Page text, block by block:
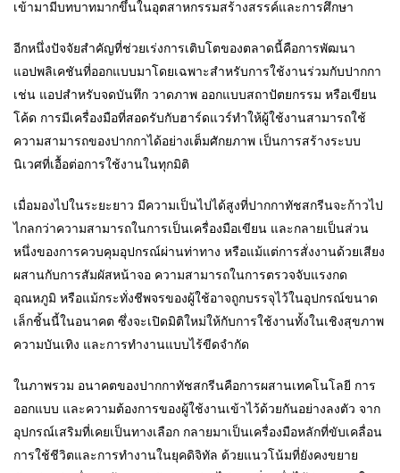
เข้ามามีบทบาทมากขึ้นในอุตสาหกรรมสร้างสรรค์และการศึกษา
อีกหนึ่งปัจจัยสำคัญที่ช่วยเร่งการเติบโตของตลาดนี้คือการพัฒนา
แอปพลิเคชันที่ออกแบบมาโดยเฉพาะสำหรับการใช้งานร่วมกับปากกา
เช่น แอปสำหรับจดบันทึก วาดภาพ ออกแบบสถาปัตยกรรม หรือเขียน
โค้ด การมีเครื่องมือที่สอดรับกับฮาร์ดแวร์ทำให้ผู้ใช้งานสามารถใช้
ความสามารถของปากกาได้อย่างเต็มศักยภาพ เป็นการสร้างระบบ
นิเวศที่เอื้อต่อการใช้งานในทุกมิติ
เมื่อมองไปในระยะยาว มีความเป็นไปได้สูงที่ปากกาทัชสกรีนจะก้าวไป
ไกลกว่าความสามารถในการเป็นเครื่องมือเขียน และกลายเป็นส่วน
หนึ่งของการควบคุมอุปกรณ์ผ่านท่าทาง หรือแม้แต่การสั่งงานด้วยเสียง
ผสานกับการสัมผัสหน้าจอ ความสามารถในการตรวจจับแรงกด
อุณหภูมิ หรือแม้กระทั่งชีพจรของผู้ใช้อาจถูกบรรจุไว้ในอุปกรณ์ขนาด
เล็กชิ้นนี้ในอนาคต ซึ่งจะเปิดมิติใหม่ให้กับการใช้งานทั้งในเชิงสุขภาพ
ความบันเทิง และการทำงานแบบไร้ขีดจำกัด
ในภาพรวม อนาคตของปากกาทัชสกรีนคือการผสานเทคโนโลยี การ
ออกแบบ และความต้องการของผู้ใช้งานเข้าไว้ด้วยกันอย่างลงตัว จาก
อุปกรณ์เสริมที่เคยเป็นทางเลือก กลายมาเป็นเครื่องมือหลักที่ขับเคลื่อน
การใช้ชีวิตและการทำงานในยุคดิจิทัล ด้วยแนวโน้มที่ยังคงขยาย